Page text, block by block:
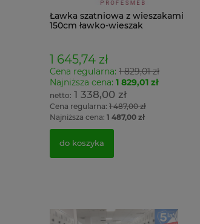
Ławka szatniowa z wieszakami
150cm ławko-wieszak
1 645,74 zł
Cena regularna: 1 829,01 zł
Najniższa cena: 1 829,01 zł
1 338,00 zł
Cena regularna: 1 487,00 zł
Najniższa cena: 1 487,00 zł
do koszyka